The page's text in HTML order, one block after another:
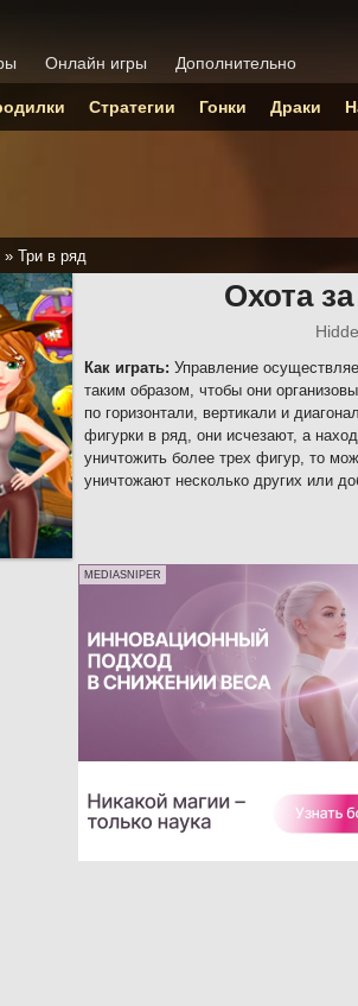
» Три в ряд
Охота
Как играть: Управление
таким образом, чтобы они
по горизонтали, вертикали и
фигурки в ряд, они исчезают, а
уничтожить более трех фигур, то
уничтожают несколько других или
MEDIASNIPER
Онлайн игры Дополнительно
Стратегии Гонки Драки